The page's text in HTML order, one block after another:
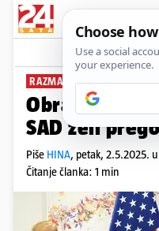
RAZMATRAJU PORUKU
Obrat u
SAD želi
Piše HINA, petak, 2.5.2025.
Čitanje članka: 1 min